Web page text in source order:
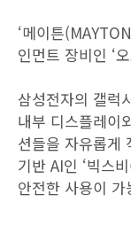
‘메이튼
인먼트 장비인 ‘
삼성전자의 갤럭
내부 디스플레이
션들을 자유롭게
기반 AI인 ‘빅스
안전한 사용이 가